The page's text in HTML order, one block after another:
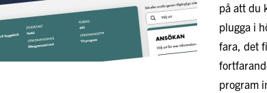
på att du
plugga i
fara, det
program